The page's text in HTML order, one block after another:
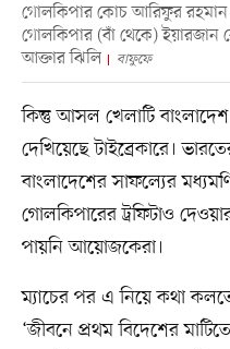
গোলকিপার কোচ আরিফুর রহমান
গোলকিপার (বাঁ থেকে) ইয়ারজান
আক্তার ঝিলি
বাফুফে
কিন্তু আসল খেলাটি
দেখিয়েছে টাইব্রেকারে।
বাংলাদেশের সাফল্যের
গোলকিপারের ট্রফিটাও
পায়নি আয়োজকেরা।
ম্যাচের পর এ নিয়ে কথা
‘জীবনে প্রথম বিদেশের